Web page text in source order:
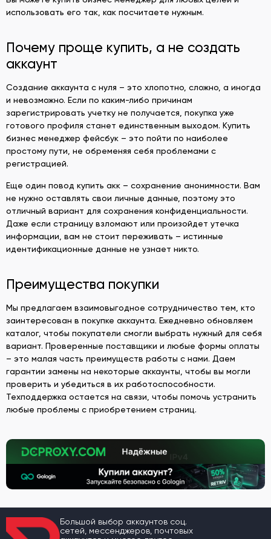
использовать его так, как посчитаете нужным.
Почему проще купить, а не создать
аккаунт
Создание аккаунта с нуля – это хлопотно, сложно, а иногда
и невозможно. Если по каким-либо причинам
зарегистрировать учетку не получается, покупка уже
готового профиля станет единственным выходом. Купить
бизнес менеджер фейсбук – это пойти по наиболее
простому пути, не обременяя себя проблемами с
регистрацией.
Еще один повод купить акк – сохранение анонимности. Вам
не нужно оставлять свои личные данные, поэтому это
отличный вариант для сохранения конфиденциальности.
Даже если страницу взломают или произойдет утечка
информации, вам не стоит переживать – истинные
идентификационные данные не узнает никто.
Преимущества покупки
Мы предлагаем взаимовыгодное сотрудничество тем, кто
заинтересован в покупке аккаунта. Ежедневно обновляем
каталог, чтобы покупатели смогли выбрать нужный для себя
вариант. Проверенные поставщики и любые формы оплаты
– это малая часть преимуществ работы с нами. Даем
гарантии замены на некоторые аккаунты, чтобы вы могли
проверить и убедиться в их работоспособности.
Техподдержка остается на связи, чтобы помочь устранить
любые проблемы с приобретением страниц.
Большой выбор аккаунтов соц.
сетей, мессенджеров, почтовых